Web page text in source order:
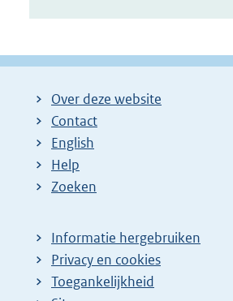
Over deze website
Contact
English
Help
Zoeken
Informatie hergebruiken
Privacy en cookies
Toegankelijkheid